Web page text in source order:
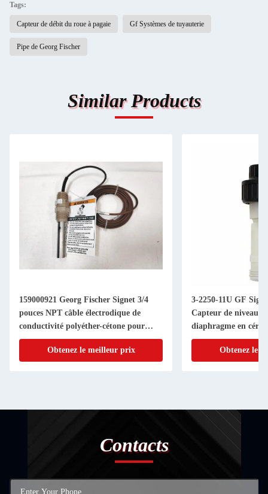
Tags:
Capteur de débit du roue à pagaie Gf Systèmes de tuyauterie
Pipe de Georg Fischer
Similar Products
159000921 Georg Fischer Signet 3/4
pouces NPT câble électrodique de
conductivité polyéther-cétone pour
émetteur 9900
Obtenez le meilleur prix
3-2250-11U GF
Capteur de niveau
diaphragme en
Obtenez le
Contacts